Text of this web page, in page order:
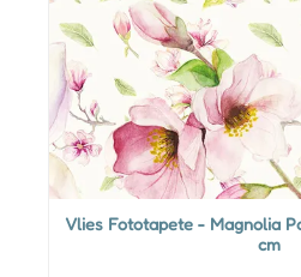
Vlies Fototapete - Magnolia
cm